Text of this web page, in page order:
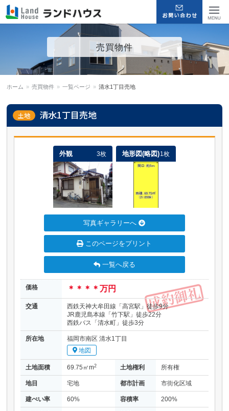
福岡早良区の賃貸物件・売買
物件 | ランドハウス
売買物件
ホーム » 売買物件 » 一覧ページ » 清水1丁目売地
土地 清水1丁目売地
外観 3枚 地形図(略図)1枚
写真ギャラリーへ
このページをプリント
一覧へ戻る
価格 ＊＊＊＊万円
交通
西鉄天神大牟田線「高宮駅」徒歩9分
JR鹿児島本線「竹下駅」徒歩22分
西鉄バス「清水町」徒歩3分
所在地
福岡市南区 清水1丁目
地図
土地面積 69.75㎡m2 土地権利 所有権
地目 宅地 都市計画 市街化区域
建ぺい率 60% 容積率 200%